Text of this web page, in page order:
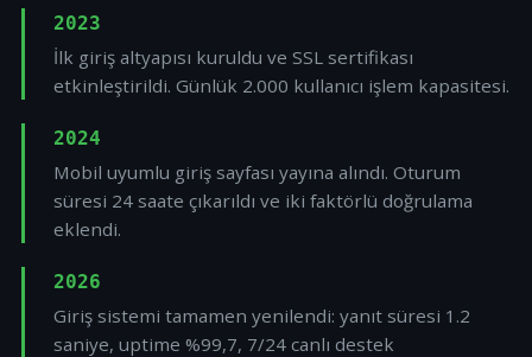
2023
İlk giriş altyapısı kuruldu ve SSL sertifikası
etkinleştirildi. Günlük 2.000 kullanıcı işlem kapasitesi.
2024
Mobil uyumlu giriş sayfası yayına alındı. Oturum
süresi 24 saate çıkarıldı ve iki faktörlü doğrulama
eklendi.
2026
Giriş sistemi tamamen yenilendi: yanıt süresi 1.2
saniye, uptime %99,7, 7/24 canlı destek